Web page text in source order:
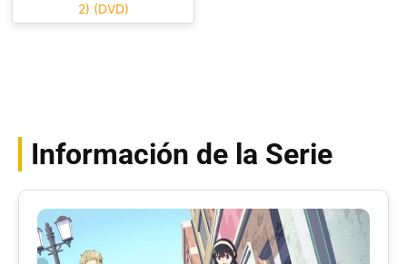
2) (DVD)
Información de la Serie